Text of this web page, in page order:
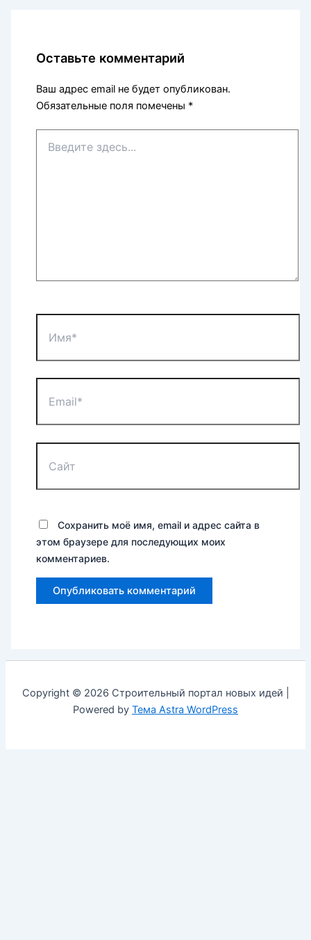
Оставьте комментарий
Ваш адрес email не будет опубликован.
Обязательные поля помечены *
здесь...
Сохранить моё имя, email и адрес сайта в
этом браузере для последующих моих
комментариев.
Copyright © 2026 Строительный портал новых идей |
Powered by Тема Astra WordPress